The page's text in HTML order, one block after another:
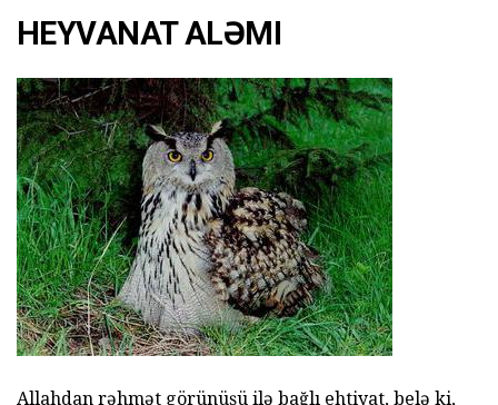
HEYVANAT ALƏMI
Allahdan rəhmət görünüşü ilə bağlı ehtiyat, belə ki,